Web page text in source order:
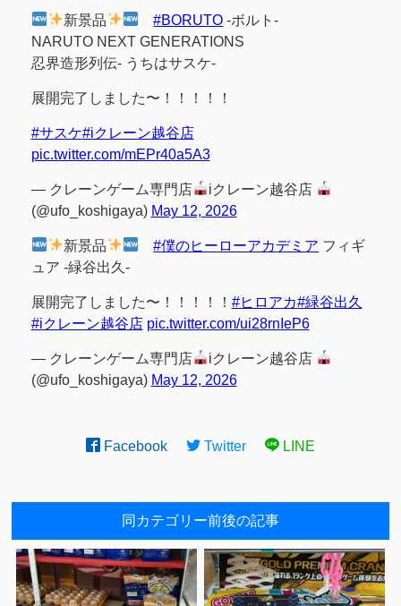
新景品 #BORUTO -ボルト-
NARUTO NEXT GENERATIONS
忍界造形列伝- うちはサスケ-
展開完了しました〜！！！！！
#サスケ#iクレーン越谷店
pic.twitter.com/mEPr40a5A3
— クレーンゲーム専門店
iクレーン越谷店
(@ufo_koshigaya) May 12, 2026
新景品 #僕のヒーローアカデミア フィギ
ュア -緑谷出久-
展開完了しました〜！！！！！ #ヒロアカ#緑谷出久
#iクレーン越谷店 pic.twitter.com/ui28rnIeP6
— クレーンゲーム専門店
iクレーン越谷店
(@ufo_koshigaya) May 12, 2026
Facebook Twitter LINE
同カテゴリー前後の記事